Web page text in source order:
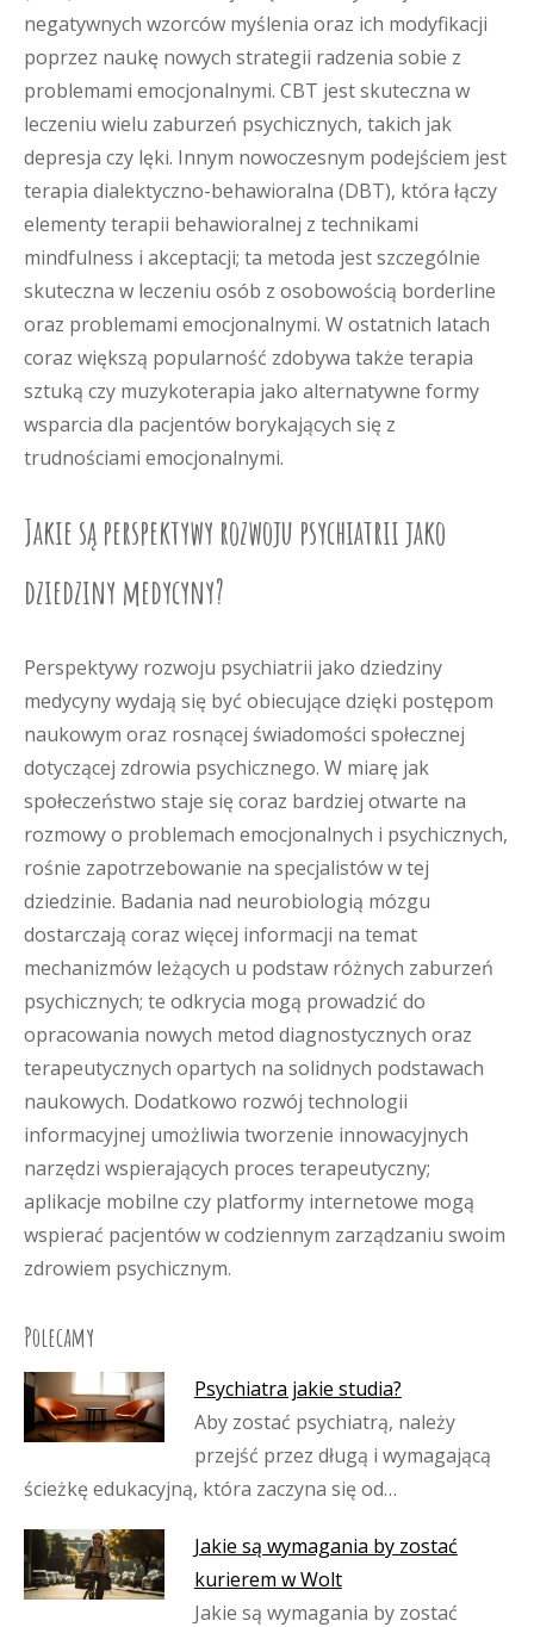
negatywnych wzorców myślenia oraz ich modyfikacji
poprzez naukę nowych strategii radzenia sobie z
problemami emocjonalnymi. CBT jest skuteczna w
leczeniu wielu zaburzeń psychicznych, takich jak
depresja czy lęki. Innym nowoczesnym podejściem jest
terapia dialektyczno-behawioralna (DBT), która łączy
elementy terapii behawioralnej z technikami
mindfulness i akceptacji; ta metoda jest szczególnie
skuteczna w leczeniu osób z osobowością borderline
oraz problemami emocjonalnymi. W ostatnich latach
coraz większą popularność zdobywa także terapia
sztuką czy muzykoterapia jako alternatywne formy
wsparcia dla pacjentów borykających się z
trudnościami emocjonalnymi.
Jakie są perspektywy rozwoju psychiatrii jako
dziedziny medycyny?
Perspektywy rozwoju psychiatrii jako dziedziny
medycyny wydają się być obiecujące dzięki postępom
naukowym oraz rosnącej świadomości społecznej
dotyczącej zdrowia psychicznego. W miarę jak
społeczeństwo staje się coraz bardziej otwarte na
rozmowy o problemach emocjonalnych i psychicznych,
rośnie zapotrzebowanie na specjalistów w tej
dziedzinie. Badania nad neurobiologią mózgu
dostarczają coraz więcej informacji na temat
mechanizmów leżących u podstaw różnych zaburzeń
psychicznych; te odkrycia mogą prowadzić do
opracowania nowych metod diagnostycznych oraz
terapeutycznych opartych na solidnych podstawach
naukowych. Dodatkowo rozwój technologii
informacyjnej umożliwia tworzenie innowacyjnych
narzędzi wspierających proces terapeutyczny;
aplikacje mobilne czy platformy internetowe mogą
wspierać pacjentów w codziennym zarządzaniu swoim
zdrowiem psychicznym.
Polecamy
Psychiatra jakie studia?
Aby zostać psychiatrą, należy
przejść przez długą i wymagającą
ścieżkę edukacyjną, która zaczyna się od…
Jakie są wymagania by zostać
kurierem w Wolt
Jakie są wymagania by zostać